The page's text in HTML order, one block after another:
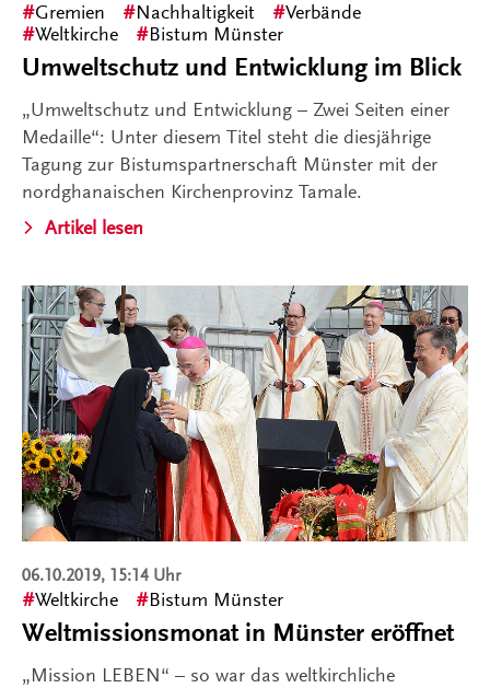
Gremien Nachhaltigkeit
Verbände
Weltkirche
Bistum Münster
Umweltschutz und Entwicklung im Blick
„Umweltschutz und Entwicklung – Zwei Seiten einer
Medaille“: Unter diesem Titel steht die diesjährige
Tagung zur Bistumspartnerschaft Münster mit der
nordghanaischen Kirchenprovinz Tamale.
Artikel lesen
06.10.2019, 15:14 Uhr
Weltkirche Bistum Münster
Weltmissionsmonat in Münster eröffnet
„Mission LEBEN“ – so war das weltkirchliche